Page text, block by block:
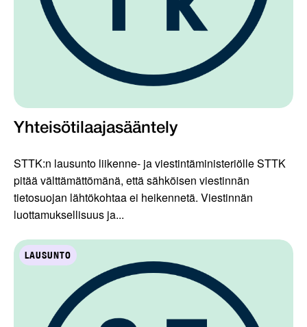
Yhteisötilaajasääntely
STTK:n lausunto liikenne- ja viestintäministeriölle STTK
pitää välttämättömänä, että sähköisen viestinnän
tietosuojan lähtökohtaa ei heikennetä. Viestinnän
luottamuksellisuus ja...
LAUSUNTO